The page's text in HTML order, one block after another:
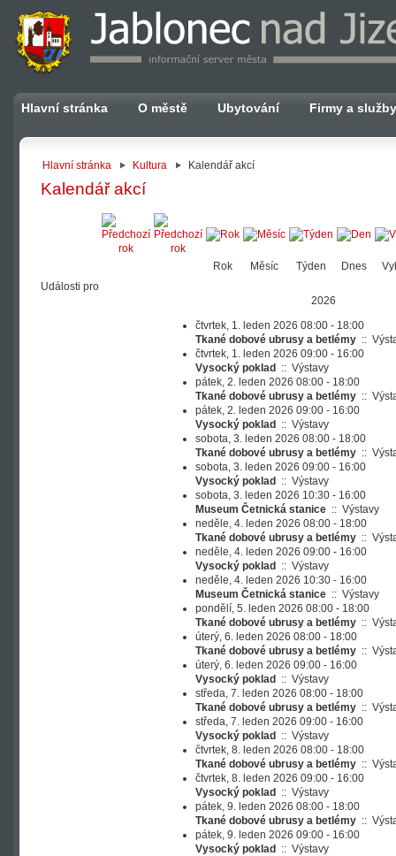
Hlavní stránka O městě Ubytování Firmy a služby
Hlavní stránka Kultura Kalendář akcí
Kalendář akcí
Rok Měsíc Týden Dnes
Události pro
2026
čtvrtek, 1. leden 2026 08:00 - 18:00
Tkané dobové ubrusy a betlémy ::
čtvrtek, 1. leden 2026 09:00 - 16:00
Vysocký poklad
:: Výstavy
pátek, 2. leden 2026 08:00 - 18:00
Tkané dobové ubrusy a betlémy ::
pátek, 2. leden 2026 09:00 - 16:00
Vysocký poklad
:: Výstavy
sobota, 3. leden 2026 08:00 - 18:00
Tkané dobové ubrusy a betlémy ::
sobota, 3. leden 2026 09:00 - 16:00
Vysocký poklad
:: Výstavy
sobota, 3. leden 2026 10:30 - 16:00
Museum Četnická stanice :: Výstavy
neděle, 4. leden 2026 08:00 - 18:00
Tkané dobové ubrusy a betlémy ::
neděle, 4. leden 2026 09:00 - 16:00
Vysocký poklad
:: Výstavy
neděle, 4. leden 2026 10:30 - 16:00
Museum Četnická stanice :: Výstavy
pondělí, 5. leden 2026 08:00 - 18:00
Tkané dobové ubrusy a betlémy ::
úterý, 6. leden 2026 08:00 - 18:00
Tkané dobové ubrusy a betlémy ::
úterý, 6. leden 2026 09:00 - 16:00
Vysocký poklad
:: Výstavy
středa, 7. leden 2026 08:00 - 18:00
Tkané dobové ubrusy a betlémy ::
středa, 7. leden 2026 09:00 - 16:00
Vysocký poklad
:: Výstavy
čtvrtek, 8. leden 2026 08:00 - 18:00
Tkané dobové ubrusy a betlémy ::
čtvrtek, 8. leden 2026 09:00 - 16:00
Vysocký poklad
:: Výstavy
pátek, 9. leden 2026 08:00 - 18:00
Tkané dobové ubrusy a betlémy ::
pátek, 9. leden 2026 09:00 - 16:00
Vysocký poklad
:: Výstavy